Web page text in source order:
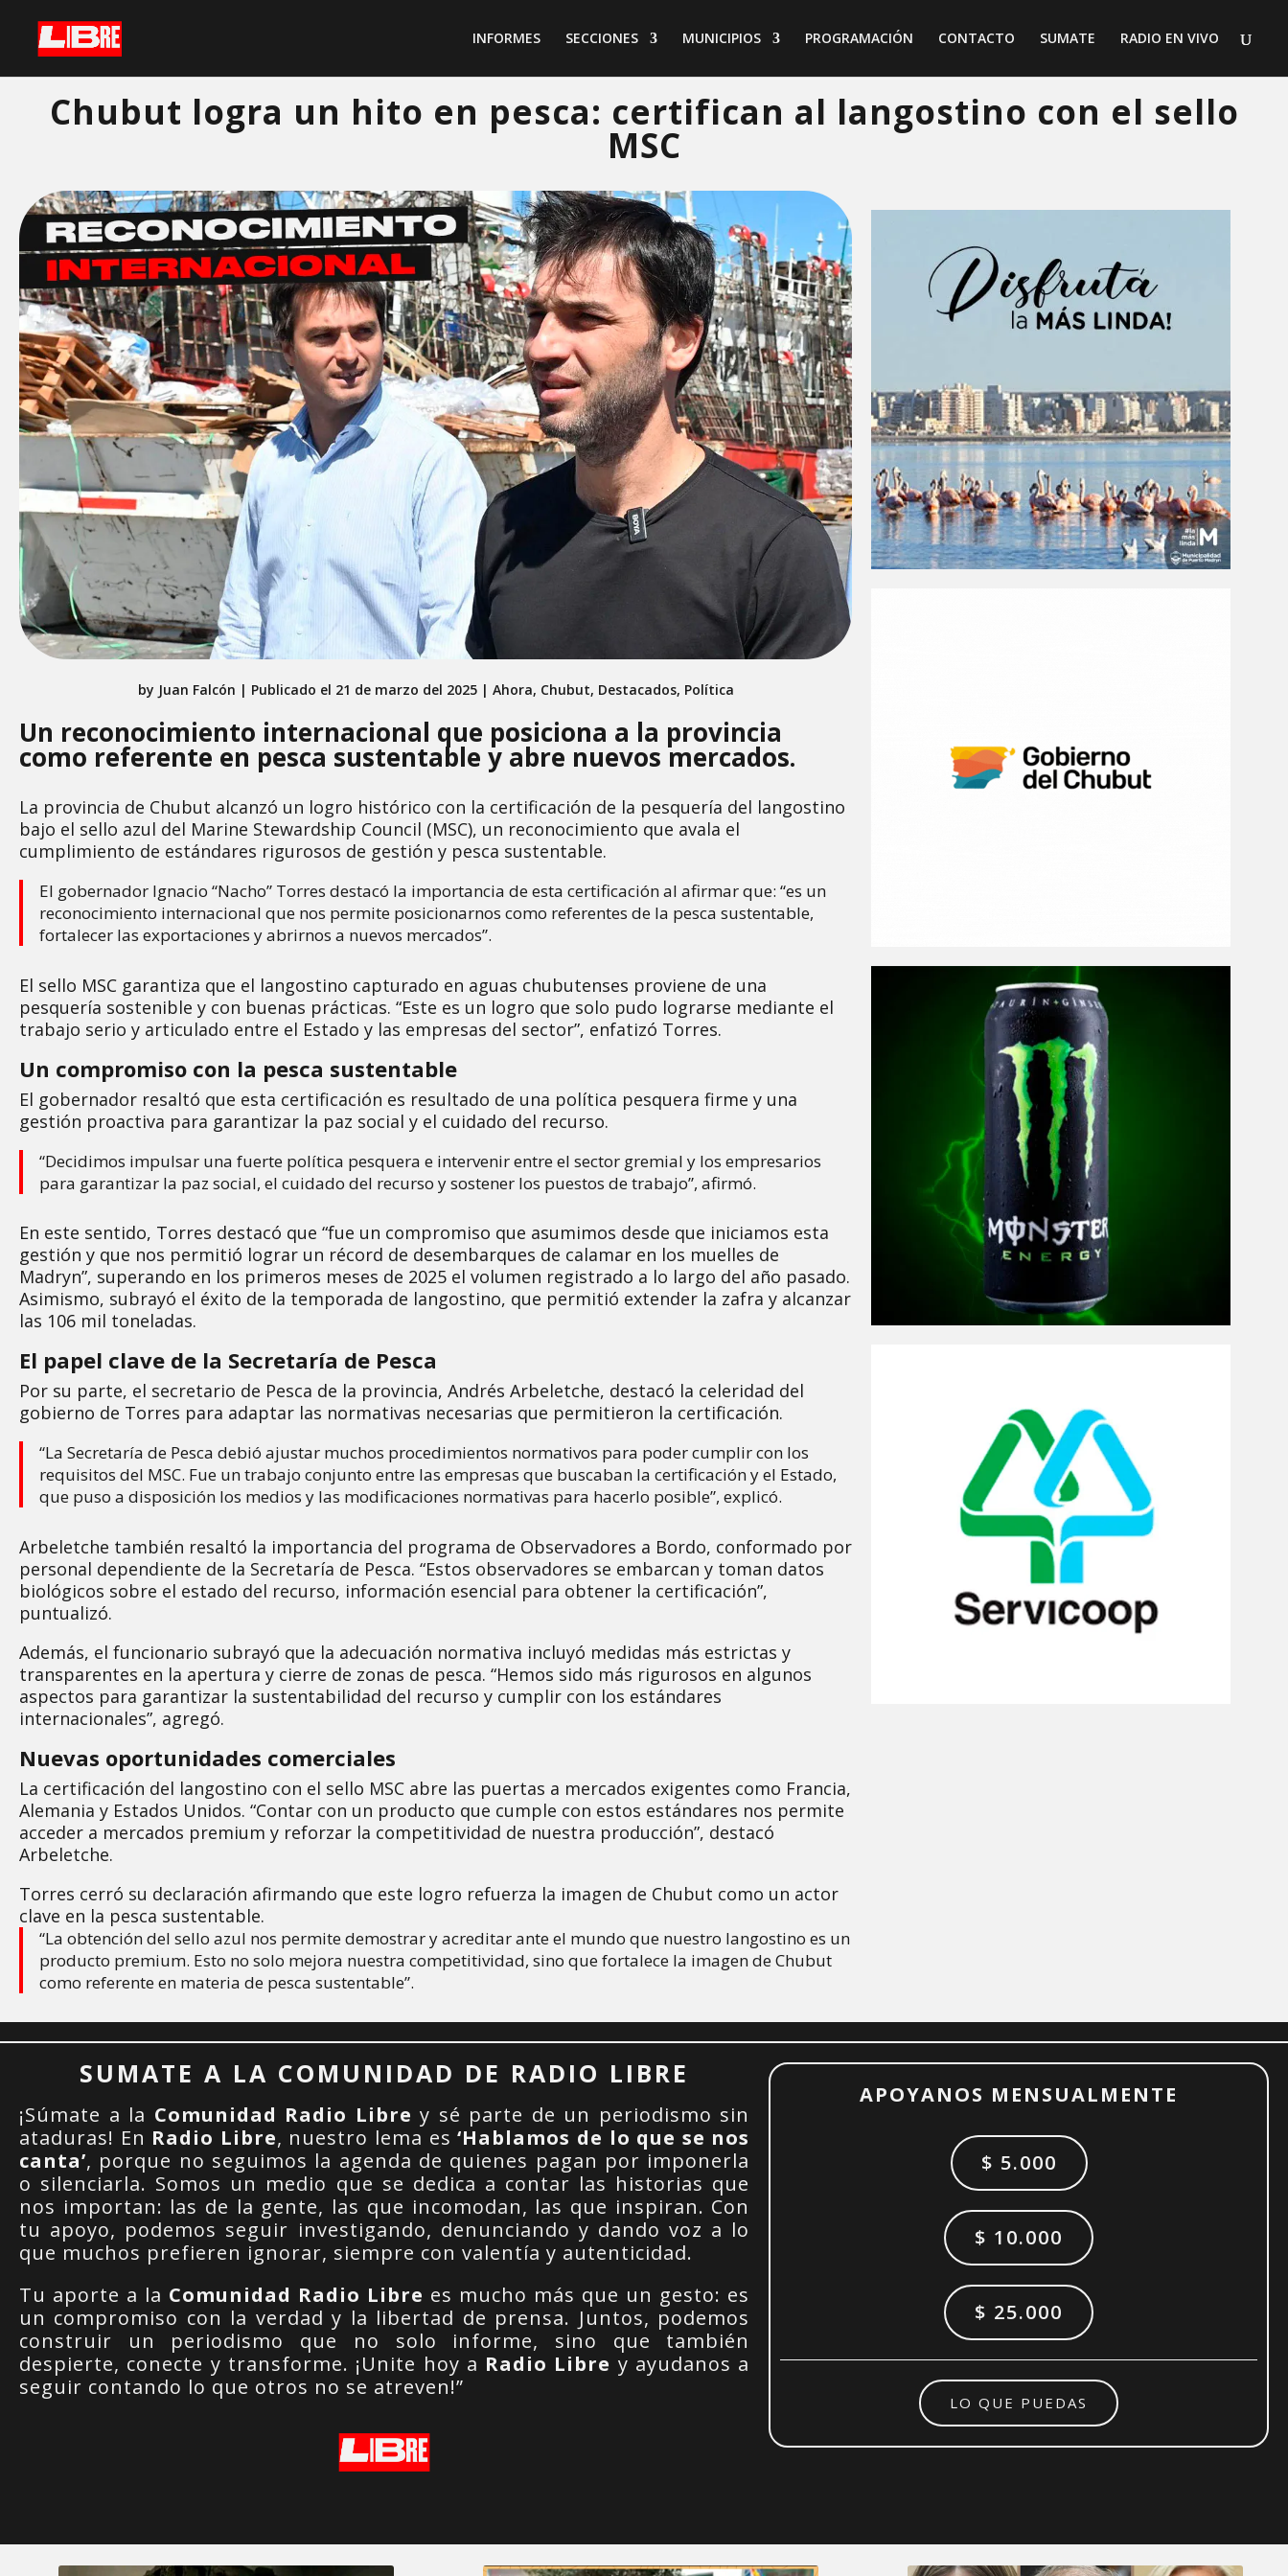
INFORMES SECCIONES MUNICIPIOS PROGRAMACIÓN CONTACTO SUMATE RADIO EN VIVO
Chubut logra un hito en pesca: certifican al langostino con el sello
MSC
by Juan Falcón | Publicado el 21 de marzo del 2025| Ahora, Chubut, Destacados, Política
Un reconocimiento internacional que posiciona a la provincia
como referente en pesca sustentable y abre nuevos mercados.
La provincia de Chubut alcanzó un logro histórico con la certificación de la pesquería del langostino
bajo el sello azul del Marine Stewardship Council (MSC), un reconocimiento que avala el
cumplimiento de estándares rigurosos de gestión y pesca sustentable.
El gobernador Ignacio “Nacho” Torres destacó la importancia de esta certificación al afirmar que: “es un
reconocimiento internacional que nos permite posicionarnos como referentes de la pesca sustentable,
fortalecer las exportaciones y abrirnos a nuevos mercados”.
El sello MSC garantiza que el langostino capturado en aguas chubutenses proviene de una
pesquería sostenible y con buenas prácticas. “Este es un logro que solo pudo lograrse mediante el
trabajo serio y articulado entre el Estado y las empresas del sector”, enfatizó Torres.
Un compromiso con la pesca sustentable
El gobernador resaltó que esta certificación es resultado de una política pesquera firme y una
gestión proactiva para garantizar la paz social y el cuidado del recurso.
“Decidimos impulsar una fuerte política pesquera e intervenir entre el sector gremial y los empresarios
para garantizar la paz social, el cuidado del recurso y sostener los puestos de trabajo”, afirmó.
En este sentido, Torres destacó que “fue un compromiso que asumimos desde que iniciamos esta
gestión y que nos permitió lograr un récord de desembarques de calamar en los muelles de
Madryn”, superando en los primeros meses de 2025 el volumen registrado a lo largo del año pasado.
Asimismo, subrayó el éxito de la temporada de langostino, que permitió extender la zafra y alcanzar
las 106 mil toneladas.
El papel clave de la Secretaría de Pesca
Por su parte, el secretario de Pesca de la provincia, Andrés Arbeletche, destacó la celeridad del
gobierno de Torres para adaptar las normativas necesarias que permitieron la certificación.
“La Secretaría de Pesca debió ajustar muchos procedimientos normativos para poder cumplir con los
requisitos del MSC. Fue un trabajo conjunto entre las empresas que buscaban la certificación y el Estado,
que puso a disposición los medios y las modificaciones normativas para hacerlo posible”, explicó.
Arbeletche también resaltó la importancia del programa de Observadores a Bordo, conformado por
personal dependiente de la Secretaría de Pesca. “Estos observadores se embarcan y toman datos
biológicos sobre el estado del recurso, información esencial para obtener la certificación”,
puntualizó.
Además, el funcionario subrayó que la adecuación normativa incluyó medidas más estrictas y
transparentes en la apertura y cierre de zonas de pesca. “Hemos sido más rigurosos en algunos
aspectos para garantizar la sustentabilidad del recurso y cumplir con los estándares
internacionales”, agregó.
Nuevas oportunidades comerciales
La certificación del langostino con el sello MSC abre las puertas a mercados exigentes como Francia,
Alemania y Estados Unidos. “Contar con un producto que cumple con estos estándares nos permite
acceder a mercados premium y reforzar la competitividad de nuestra producción”, destacó
Arbeletche.
Torres cerró su declaración afirmando que este logro refuerza la imagen de Chubut como un actor
clave en la pesca sustentable.
“La obtención del sello azul nos permite demostrar y acreditar ante el mundo que nuestro langostino es un
producto premium. Esto no solo mejora nuestra competitividad, sino que fortalece la imagen de Chubut
como referente en materia de pesca sustentable”.
SUMATE A LA COMUNIDAD DE RADIO LIBRE
¡Súmate a la Comunidad Radio Libre y sé parte de un periodismo sin
ataduras! En Radio Libre, nuestro lema es‘Hablamos de lo que se nos
canta’, porque no seguimos la agenda de quienes pagan por imponerla
o silenciarla. Somos un medio que se dedica a contar las historias que
nos importan: las de la gente, las que incomodan, las que inspiran. Con
tu apoyo, podemos seguir investigando, denunciando y dando voz a lo
que muchos prefieren ignorar, siempre con valentía y autenticidad.
Tu aporte a la Comunidad Radio Libre es mucho más que un gesto: es
un compromiso con la verdad y la libertad de prensa. Juntos, podemos
construir un periodismo que no solo informe, sino que también
despierte, conecte y transforme. ¡Unite hoy a Radio Libre y ayudanos a
seguir contando lo que otros no se atreven!”
APOYANOS MENSUALMENTE
$ 5.000
$ 10.000
$ 25.000
LO QUE PUEDAS